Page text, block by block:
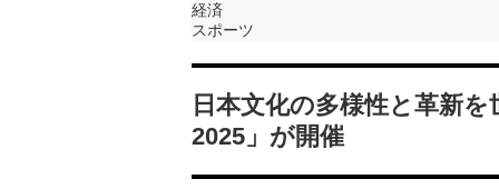
経済
スポーツ
日本文化の多様性と革新
2025」が開催